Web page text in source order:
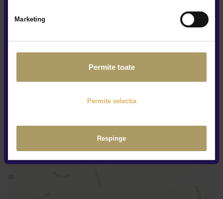
Marketing
Permite toate
Permite selecția
Respinge